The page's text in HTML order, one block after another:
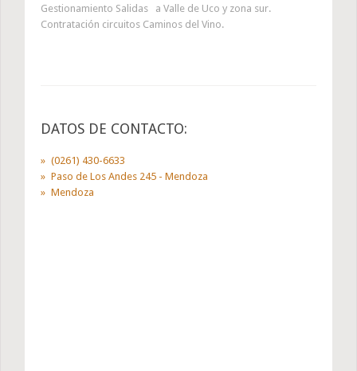
Gestionamiento Salidas a Valle de Uco y zona sur.
Contratación circuitos Caminos del Vino.
DATOS DE CONTACTO:
(0261) 430-6633
Paso de Los Andes 245 - Mendoza
Mendoza